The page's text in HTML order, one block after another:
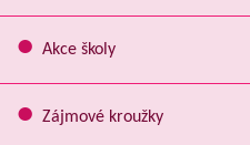
Akce školy
Zájmové kroužky